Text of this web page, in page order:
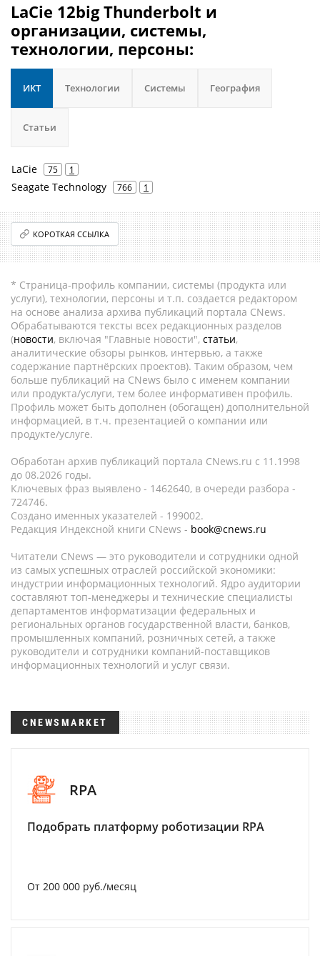
LaCie 12big Thunderbolt и
организации, системы,
технологии, персоны:
ИКТ Технологии Системы География
Статьи
LaCie 75 1
Seagate Technology 766 1
КОРОТКАЯ ССЫЛКА
* Страница-профиль компании, системы (продукта или
услуги), технологии, персоны и т.п. создается редактором
на основе анализа архива публикаций портала CNews.
Обрабатываются тексты всех редакционных разделов
(новости, включая "Главные новости", статьи,
аналитические обзоры рынков, интервью, а также
содержание партнёрских проектов). Таким образом, чем
больше публикаций на CNews было с именем компании
или продукта/услуги, тем более информативен профиль.
Профиль может быть дополнен (обогащен) дополнительной
информацией, в т.ч. презентацией о компании или
продукте/услуге.
Обработан архив публикаций портала CNews.ru c 11.1998
до 08.2026 годы.
Ключевых фраз выявлено - 1462640, в очереди разбора -
724746.
Создано именных указателей - 199002.
Редакция Индексной книги CNews - book@cnews.ru
Читатели CNews — это руководители и сотрудники одной
из самых успешных отраслей российской экономики:
индустрии информационных технологий. Ядро аудитории
составляют топ-менеджеры и технические специалисты
департаментов информатизации федеральных и
региональных органов государственной власти, банков,
промышленных компаний, розничных сетей, а также
руководители и сотрудники компаний-поставщиков
информационных технологий и услуг связи.
CNEWSMARKET
RPA
Подобрать платформу роботизации RPA
От 200 000 руб./месяц